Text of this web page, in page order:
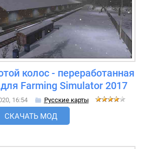
колос - переработанная
Farming Simulator 2017
16:54 Русские карты
СКАЧАТЬ МОД